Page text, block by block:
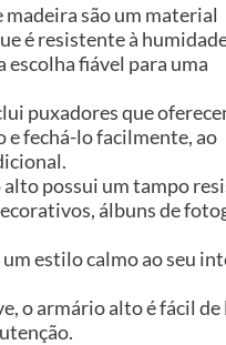
são um material
é resistente à
fiável para uma
puxadores que
fechá-lo facilmente, ao
possui um tampo
álbuns de
estilo calmo ao seu
o armário alto é fácil